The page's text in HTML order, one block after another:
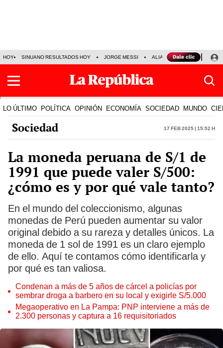
HOY SINUANO RESULTADOS HOY JORGE MESSI ALIANZA LIMA VS SPORT
LO ÚLTIMO POLÍTICA OPINIÓN ECONOMÍA SOCIEDAD MUNDO
Sociedad 17 Feb 2025 | 15:52 h
La moneda peruana de S/1 de
1991 que puede valer S/500:
¿cómo es y por qué vale tanto?
En el mundo del coleccionismo, algunas
monedas de Perú pueden aumentar su valor
original debido a su rareza y detalles únicos. La
moneda de 1 sol de 1991 es un claro ejemplo
de ello. Aquí te contamos cómo identificarla y
por qué es tan valiosa.
Condenan a más de 5 años de cárcel a policías por
sembrar droga a barbero en su local y exigirle S/5.000
Megaoperativo en La Pampa: PNP interviene a más de
2.300 personas y captura a 16 requisitoriados